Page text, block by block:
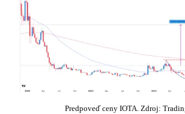
Predpoveď ceny IOTA. Zdroj: